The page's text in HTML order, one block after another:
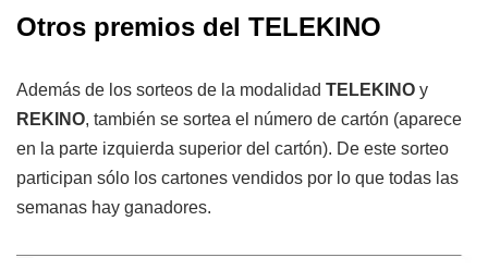
Otros premios del TELEKINO
Además de los sorteos de la modalidad TELEKINO y
REKINO, también se sortea el número de cartón (aparece
en la parte izquierda superior del cartón). De este sorteo
participan sólo los cartones vendidos por lo que todas las
semanas hay ganadores.